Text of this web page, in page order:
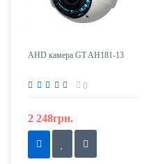
AHD камера GT AH181-13
0
2 248грн.